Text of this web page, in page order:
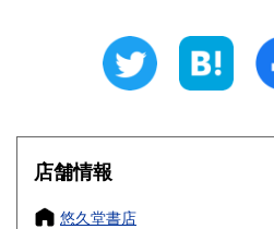
600円
大阪府
奈良県
店舗情報
悠久堂書店